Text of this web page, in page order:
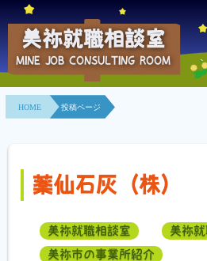
HOME
事業所紹介
相談室とは？
利用者の声
美祢就職相談室
MINE JOB CONSULTING ROOM
HOME 投稿ページ
薬仙石灰（株）
美祢就職相談室
美祢
美祢市の事業所紹介